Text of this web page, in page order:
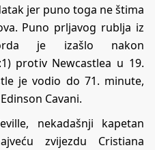
jer puno toga ne štima
Puno prljavog rublja iz
je izašlo nakon
protiv Newcastlea u 19.
je vodio do 71. minute,
Cavani.
nekadašnji kapetan
zvijezdu Cristiana